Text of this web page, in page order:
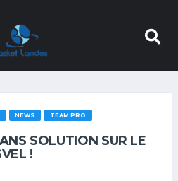
NEWS TEAM PRO
SOLUTION SUR LE
!